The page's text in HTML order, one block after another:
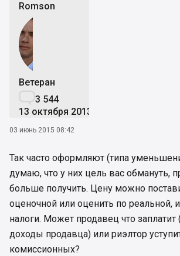
Romson
Ветеран
3 544
13 октября 2013
03 июнь 2015 08:42
Так часто оформляют (типа
думаю, что у них цель вас обмануть,
больше получить. Цену можно
оценочной или оценить по реальной,
налоги. Может продавец что заплатит
доходы продавца) или риэлтор
комиссионных?